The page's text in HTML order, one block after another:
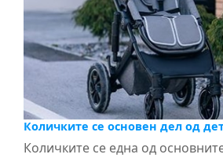
Количките се основен дел од
Количките се една од